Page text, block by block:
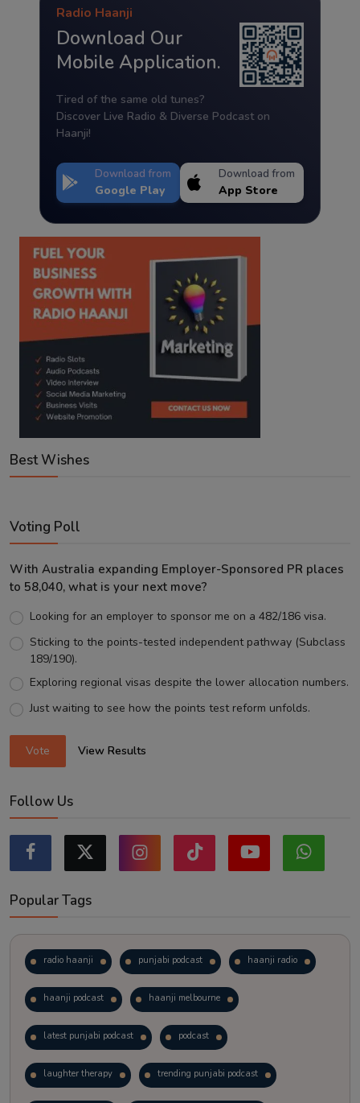
Radio Haanji
Download Our
Mobile Application.
Tired of the same old tunes?
Discover Live Radio & Diverse Podcast on
Haanji!
Download from
Google Play
Download from
App Store
Best Wishes
Voting Poll
With Australia expanding Employer-Sponsored PR places
to 58,040, what is your next move?
Looking for an employer to sponsor me on a 482/186 visa.
Sticking to the points-tested independent pathway (Subclass
189/190).
Exploring regional visas despite the lower allocation numbers.
Just waiting to see how the points test reform unfolds.
Vote View Results
Follow Us
Popular Tags
radio haanji punjabi podcast haanji radio
haanji podcast haanji melbourne
latest punjabi podcast podcast
laughter therapy trending punjabi podcast